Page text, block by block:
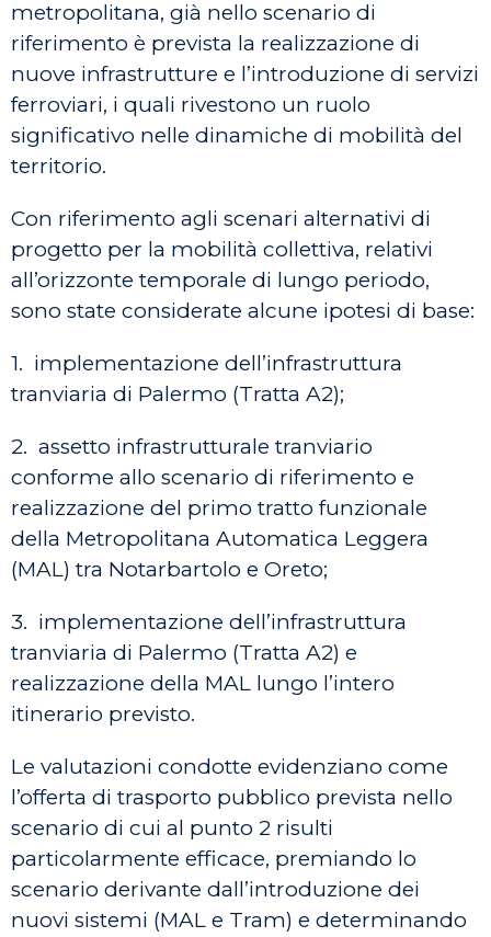
metropolitana, già nello scenario di
riferimento è prevista la realizzazione di
nuove infrastrutture e l’introduzione di servizi
ferroviari, i quali rivestono un ruolo
significativo nelle dinamiche di mobilità del
territorio.
Con riferimento agli scenari alternativi di
progetto per la mobilità collettiva, relativi
all’orizzonte temporale di lungo periodo,
sono state considerate alcune ipotesi di base:
1. implementazione dell’infrastruttura
tranviaria di Palermo (Tratta A2);
2. assetto infrastrutturale tranviario
conforme allo scenario di riferimento e
realizzazione del primo tratto funzionale
della Metropolitana Automatica Leggera
(MAL) tra Notarbartolo e Oreto;
3. implementazione dell’infrastruttura
tranviaria di Palermo (Tratta A2) e
realizzazione della MAL lungo l’intero
itinerario previsto.
Le valutazioni condotte evidenziano come
l’offerta di trasporto pubblico prevista nello
scenario di cui al punto 2 risulti
particolarmente efficace, premiando lo
scenario derivante dall’introduzione dei
nuovi sistemi (MAL e Tram) e determinando